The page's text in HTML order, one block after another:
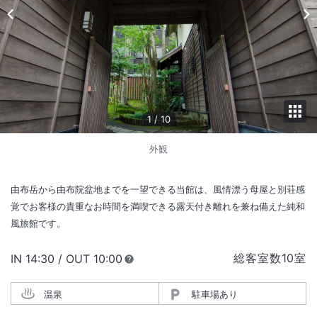
1 /10
外観
由布岳から由布院盆地までを一望できる当館は、風情漂う母屋と別荘感
覚でお客様の貴重なお時間を満喫できる露天付き離れを兼ね備えた純和
風旅館です。
総客室数10室
IN チェックイン
14:30 / OUT チェックアウト
10:00
温泉 駐車場あり